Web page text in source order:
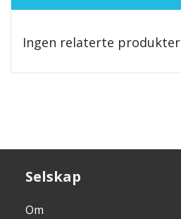
Ingen relaterte produkter
Selskap
Om